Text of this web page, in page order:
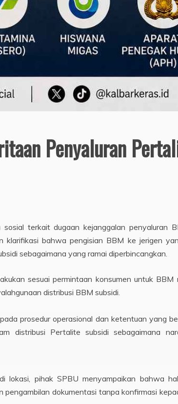
Penyaluran
terkait dugaan kejanggalan penyaluran
bahwa pengisian BBM ke jerigen
sebagaimana yang ramai diperbincangkan.
sesuai permintaan konsumen untuk BBM
distribusi BBM subsidi.
prosedur operasional dan ketentuan yang
distribusi Pertalite subsidi sebagaimana
lokasi, pihak SPBU menyampaikan bahwa
dokumentasi tanpa konfirmasi